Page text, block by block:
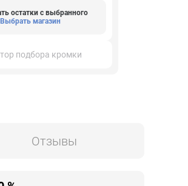
остатки с выбранного
Выбрать магазин
подбора кромки
Отзывы